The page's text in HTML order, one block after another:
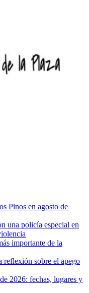
Pinos en agosto de
una policía especial en
importante de la
reflexión sobre el apego
2026: fechas, lugares y